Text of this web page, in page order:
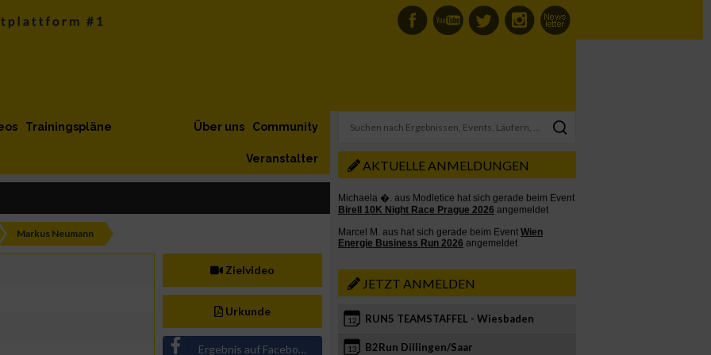
Trainingspläne Community
Über uns
Veranstalter
Markus Neumann
Zielvideo
Urkunde
Ergebnis auf Facebook teilen
AKTUELLE ANMELDUNGEN
JETZT ANMELDEN
12 RUN5 TEAMSTAFFEL - Wiesbaden
13 B2Run Dillingen/Saar